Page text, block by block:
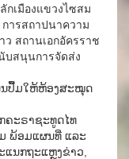
เมืองแขวงไซสม
ารสถาปนาความ
สถานเอกอัครราช
บสนุนการจัดส่ง
ປື້ມໃຫ້ຫ້ອງສະໝຸດ
ຄະຣາຊະທູດໄທ
ພ້ອມແຜນທີ່ ແລະ
ນກຖະແຫຼງຂ່າວ,